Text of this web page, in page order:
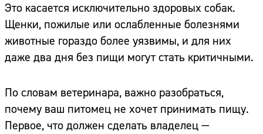
Это касается исключительно здоровых собак.
Щенки, пожилые или ослабленные болезнями
животные гораздо более уязвимы, и для них
даже два дня без пищи могут стать критичными.
По словам ветеринара, важно разобраться,
почему ваш питомец не хочет принимать пищу.
Первое, что должен сделать владелец —